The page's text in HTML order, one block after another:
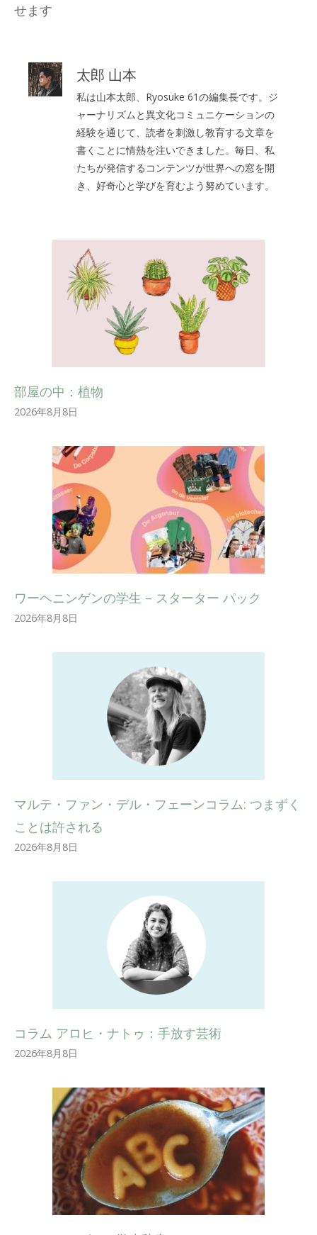
せます
太郎 山本
私は山本太郎、Ryosuke 61の編集長です。ジ
ャーナリズムと異文化コミュニケーションの
経験を通じて、読者を刺激し教育する文章を
書くことに情熱を注いできました。毎日、私
たちが発信するコンテンツが世界への窓を開
き、好奇心と学びを育むよう努めています。
部屋の中：植物
2026年8月8日
ワーヘニンゲンの学生 – スターター パック
2026年8月8日
マルテ・ファン・デル・フェーンコラム: つまずく
ことは許される
2026年8月8日
コラム アロヒ・ナトゥ：手放す芸術
2026年8月8日